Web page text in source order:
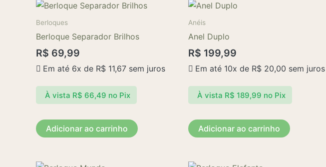
Berloques
Berloque Separador Brilhos
R$ 69,99
Em até 6x de R$ 11,67 sem juros
À vista R$ 66,49 no Pix
Adicionar ao carrinho
Anéis
Anel Duplo
R$ 199,99
Em até 10x de R$ 20,00 sem juros
À vista R$ 189,99 no Pix
Adicionar ao carrinho